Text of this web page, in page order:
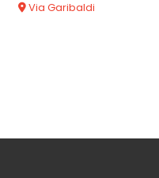
Via Garibaldi